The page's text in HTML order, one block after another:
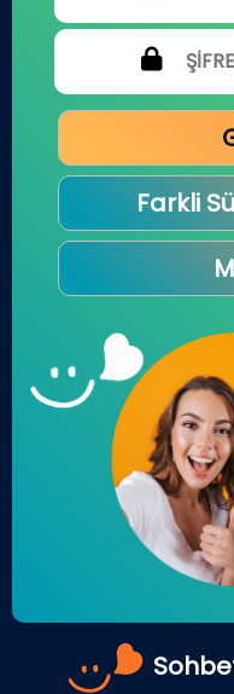
Farkli